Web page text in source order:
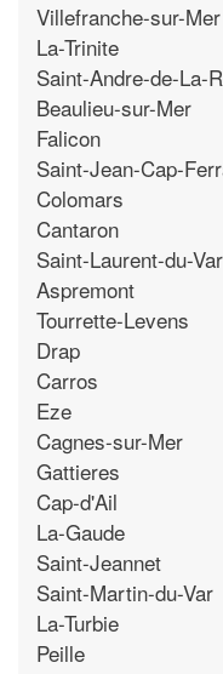
Villefranche-sur-Mer
La-Trinite
Saint-Andre-de-La-
Beaulieu-sur-Mer
Falicon
Saint-Jean-Cap-
Colomars
Cantaron
Saint-Laurent-du-Var
Aspremont
Tourrette-Levens
Drap
Carros
Eze
Cagnes-sur-Mer
Gattieres
Cap-d'Ail
La-Gaude
Saint-Jeannet
Saint-Martin-du-Var
La-Turbie
Peille